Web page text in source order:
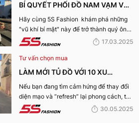
BÍ QUYẾT PHỐI ĐỒ NAM VẠM VỠ
ĐẸP, THU HÚT PHÁI NỮ
Hãy cùng 5S Fashion khám phá những
"vũ khí bí mật" này để trở thành quý ông
thu hút nhờ “tận dụng” triệt để những ưu
nhé:
17.03.2025
Tư vấn chọn mua
LÀM MỚI TỦ ĐỒ VỚI 10 XU
HƯỚNG THỜI TRANG HOT NHẤT
MÙA HÈ 2025
Nếu bạn đang tìm cảm hứng để thay đổi
diện mạo và “refresh” lại phong cách, thì
10 xu hướng thời trang Hè 2025 này30.05.2025